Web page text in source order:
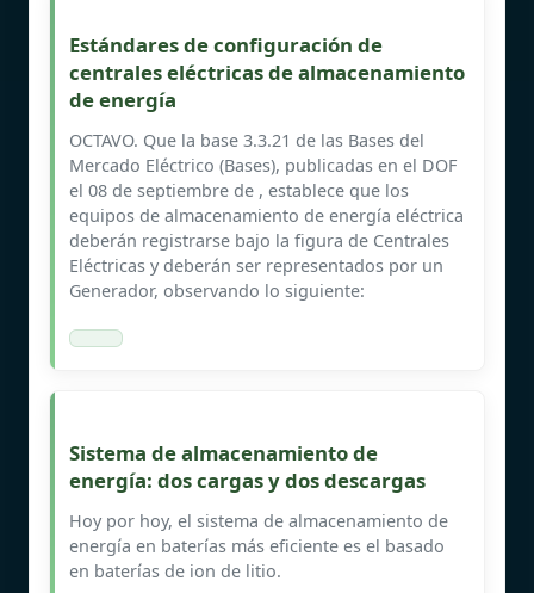
Estándares de configuración de
centrales eléctricas de almacenamiento
de energía
OCTAVO. Que la base 3.3.21 de las Bases del
Mercado Eléctrico (Bases), publicadas en el DOF
el 08 de septiembre de , establece que los
equipos de almacenamiento de energía eléctrica
deberán registrarse bajo la figura de Centrales
Eléctricas y deberán ser representados por un
Generador, observando lo siguiente:
Sistema de almacenamiento de
energía: dos cargas y dos descargas
Hoy por hoy, el sistema de almacenamiento de
energía en baterías más eficiente es el basado
en baterías de ion de litio.